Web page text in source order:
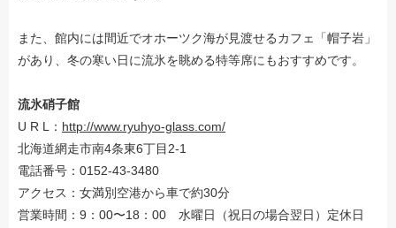
また、館内には間近でオホーツク海が見渡せるカフェ「帽子岩」
があり、冬の寒い日に流氷を眺める特等席にもおすすめです。
流氷硝子館
U R L： http://www.ryuhyo-glass.com/
北海道網走市南4条東6丁目2-1
電話番号：0152-43-3480
アクセス：女満別空港から車で約30分
営業時間：9：00〜18：00 水曜日（祝日の場合翌日）定休日